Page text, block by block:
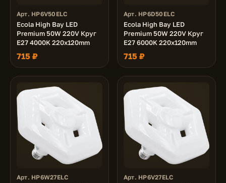
Арт. HP6V50ELC
Ecola High Bay LED
Premium 50W 220V Круг
E27 4000K 220х120mm
715 ₽
Арт. HP6D50ELC
Ecola High Bay LED
Premium 50W 220V Круг
E27 6000K 220х120mm
715 ₽
Арт. HP6W27ELC Арт. HP6V27ELC